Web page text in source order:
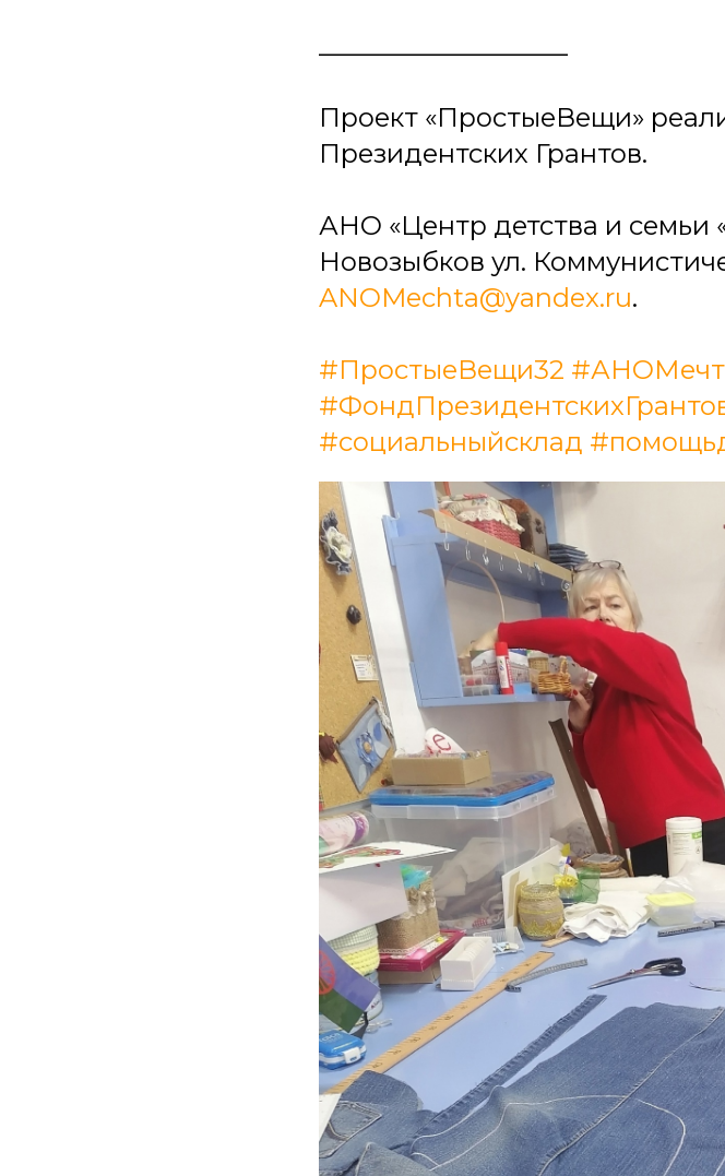
___________________
Проект «ПростыеВещи»
Президентских Грантов.
АНО «Центр детства и семьи
Новозыбков ул.
ANOMechta@yandex.ru.
#ПростыеВещи32
#социальныйсклад